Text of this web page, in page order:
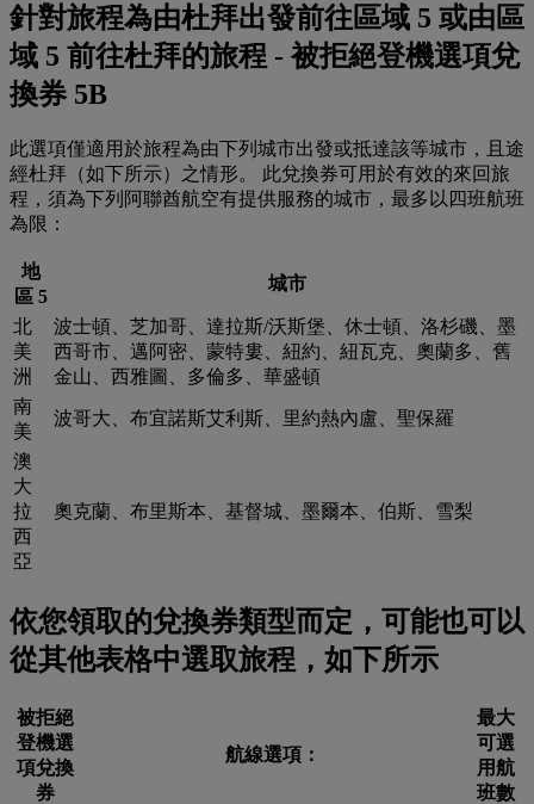
針對旅程為由杜拜出發前往區域 5 或由區
域 5 前往杜拜的旅程 - 被拒絕登機選項兌
換券 5B
此選項僅適用於旅程為由下列城市出發或抵達該等城市，且途
經杜拜（如下所示）之情形。 此兌換券可用於有效的來回旅
程，須為下列阿聯酋航空有提供服務的城市，最多以四班航班
為限：
地
區 5
城市
北
美
洲
波士頓、芝加哥、達拉斯/沃斯堡、休士頓、洛杉磯、墨
西哥市、邁阿密、蒙特婁、紐約、紐瓦克、奧蘭多、舊
金山、西雅圖、多倫多、華盛頓
南
美
波哥大、布宜諾斯艾利斯、里約熱內盧、聖保羅
澳
大
拉
西
亞
奧克蘭、布里斯本、基督城、墨爾本、伯斯、雪梨
依您領取的兌換券類型而定，可能也可以
從其他表格中選取旅程，如下所示
被拒絕
登機選
項兌換
券
航線選項：
最大
可選
用航
班數